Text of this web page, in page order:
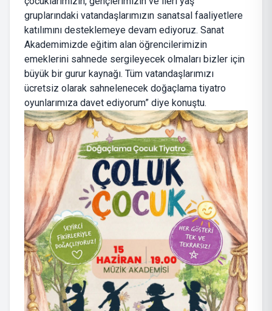
gruplarındaki vatandaşlarımızın sanatsal faaliyetlere
katılımını desteklemeye devam ediyoruz. Sanat
Akademimizde eğitim alan öğrencilerimizin
emeklerini sahnede sergileyecek olmaları bizler için
büyük bir gurur kaynağı. Tüm vatandaşlarımızı
ücretsiz olarak sahnelenecek doğaçlama tiyatro
oyunlarımıza davet ediyorum” diye konuştu.